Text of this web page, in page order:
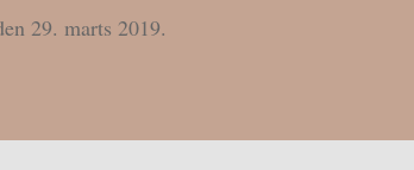
29. marts 2019.